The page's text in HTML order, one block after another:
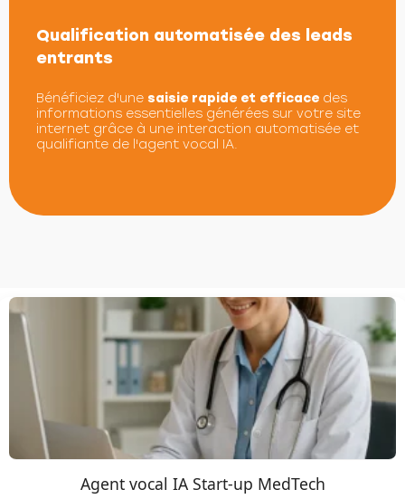
Qualification automatisée des leads
entrants
Bénéficiez d'une saisie rapide et efficace des
informations essentielles générées sur votre site
internet grâce à une interaction automatisée et
qualifiante de l'agent vocal IA.
Agent vocal IA Start-up MedTech